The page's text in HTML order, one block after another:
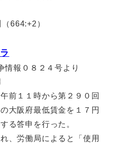
664:+2）
情報０８２４号より
前１１時から第２９０回
大阪府最低賃金を１７円
る答申を行った。
、労働局によると「使用